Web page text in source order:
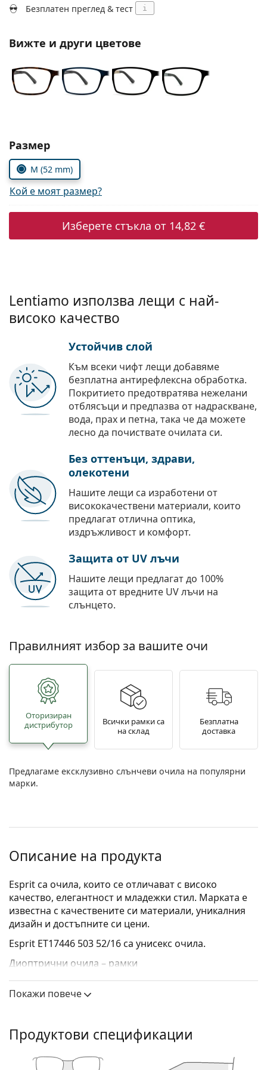
Persol
Безплатен преглед & тест
i
Вижте и други цветове
Изберете параметри
Размер
M (52 mm)
Кой е моят размер?
Изберете стъкла от 14,82 €
Lentiamo използва лещи с най-
високо качество
Устойчив слой
Към всеки чифт лещи добавяме
безплатна антирефлексна обработка.
Покритието предотвратява нежелани
отблясъци и предпазва от надраскване,
вода, прах и петна, така че да можете
лесно да почиствате очилата си.
Без оттенъци, здрави,
олекотени
Нашите лещи са изработени от
висококачествени материали, които
предлагат отлична оптика,
издръжливост и комфорт.
Защита от UV лъчи
Нашите лещи предлагат до 100%
защита от вредните UV лъчи на
слънцето.
Правилният избор за вашите очи
Oторизиран
дистрибутор
Всички рамки са
на склад
Безплатна
доставка
Предлагаме ексклузивно слънчеви очила на популярни
марки.
Описание на продукта
Esprit са очила, които се отличават с високо
качество, елегантност и младежки стил. Марката е
известна с качествените си материали, уникалния
дизайн и достъпните си цени.
Esprit ET17446 503 52/16са унисекс очила.
Диоптрични очила – рамки
Кафявият цвят на рамката перфектно съвпада с
топли тонове на кожата и светлокафява, черна
овална или кръгла форма на лицето.
висококачествена пластмаса, която предлага
Покажи повече
Продуктови спецификации